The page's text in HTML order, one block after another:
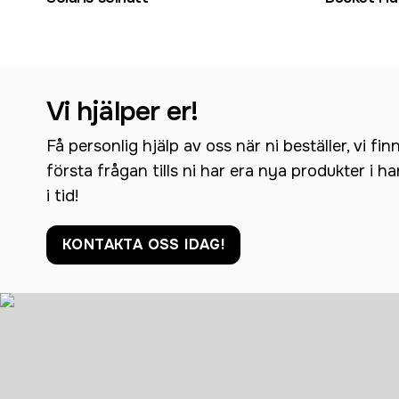
Vi hjälper er!
Få personlig hjälp av oss när ni beställer, vi
första frågan tills ni har era nya produkter i
i tid!
KONTAKTA OSS IDAG!